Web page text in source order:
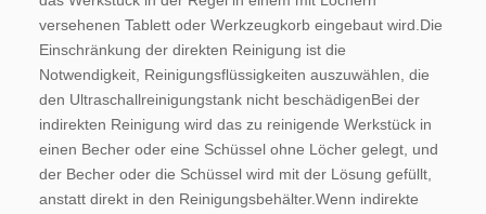
versehenen Tablett oder Werkzeugkorb eingebaut wird.Die
Einschränkung der direkten Reinigung ist die
Notwendigkeit, Reinigungsflüssigkeiten auszuwählen, die
den Ultraschallreinigungstank nicht beschädigenBei der
indirekten Reinigung wird das zu reinigende Werkstück in
einen Becher oder eine Schüssel ohne Löcher gelegt, und
der Becher oder die Schüssel wird mit der Lösung gefüllt,
anstatt direkt in den Reinigungsbehälter.Wenn indirekte